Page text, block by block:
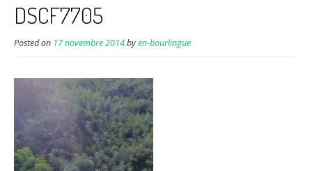
DSCF7705
Posted on 17 novembre 2014byen-bourlingue